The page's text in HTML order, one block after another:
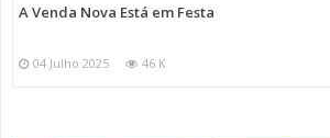
A Venda Nova Está em Festa
04 Julho 2025 46 K